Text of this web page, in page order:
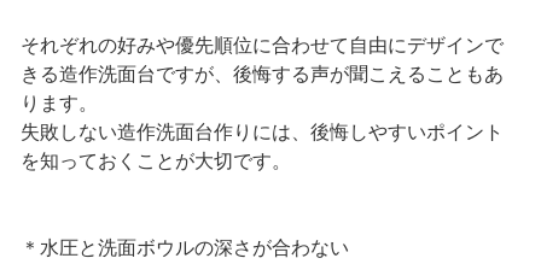
それぞれの好みや優先順位に合わせて自由にデザインで
きる造作洗面台ですが、後悔する声が聞こえることもあ
ります。
失敗しない造作洗面台作りには、後悔しやすいポイント
を知っておくことが大切です。
＊水圧と洗面ボウルの深さが合わない